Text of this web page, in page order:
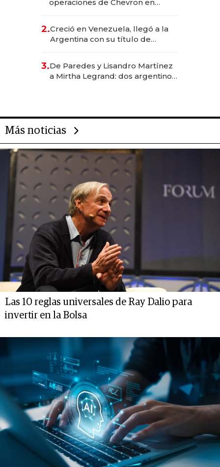
operaciones de Chevron en
2.Creció en Venezuela, llegó a la
Argentina con su título de
las marcas "fast premium"
3.De Paredes y Lisandro Martínez
a Mirtha Legrand: dos argentinos
Más noticias
Las 10 reglas universales de Ray Dalio para
invertir en la Bolsa